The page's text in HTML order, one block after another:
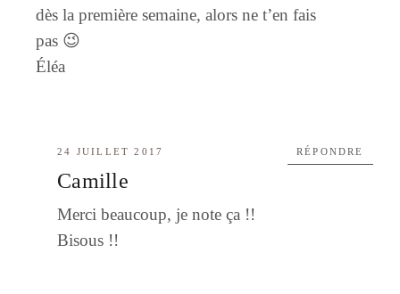
dès la première semaine, alors ne t’en fais
pas 😉
Éléa
24 JUILLET 2017
Camille
Merci beaucoup, je note ça !!
Bisous !!
RÉPONDRE